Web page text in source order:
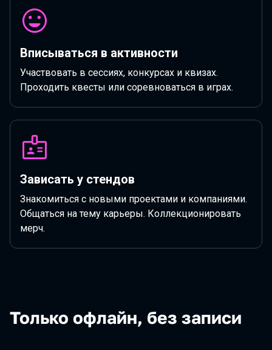
Вписываться в активности
Участвовать в сессиях, конкурсах и квизах.
Проходить квесты или соревноваться в играх.
Зависать у стендов
Знакомиться с новыми проектами и компаниями.
Общаться на тему карьеры. Коллекционировать
мерч.
Только офлайн, без записи